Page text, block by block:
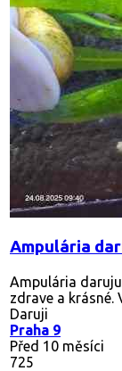
Ampulária
Ampulária
zdrave a krásné.
Daruji
Praha 9
Před 10 měsíci
725